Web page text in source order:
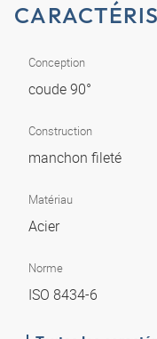
Conception
coude 90°
Construction
manchon fileté
Matériau
Acier
Norme
ISO 8434-6